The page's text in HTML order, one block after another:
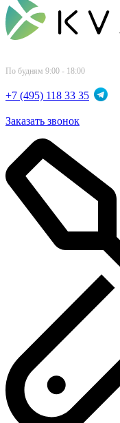
По будням 9:00 - 18:00
+7 (495) 118 33 35
Заказать звонок